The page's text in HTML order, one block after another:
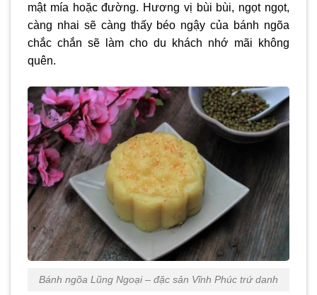
mật mía hoặc đường. Hương vị bùi bùi, ngọt ngọt,
càng nhai sẽ càng thấy béo ngậy của bánh ngõa
chắc chắn sẽ làm cho du khách nhớ mãi không
quên.
Bánh ngõa Lũng Ngoại – đặc sản Vĩnh Phúc trứ danh